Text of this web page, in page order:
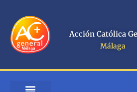
contenido
Acción Católica
Málaga